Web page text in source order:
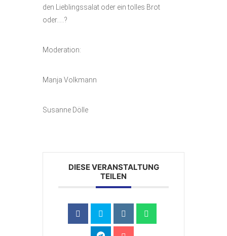
den Lieblingssalat oder ein tolles Brot
oder…..?
Moderation:
Manja Volkmann
Susanne Dölle
DIESE VERANSTALTUNG
TEILEN